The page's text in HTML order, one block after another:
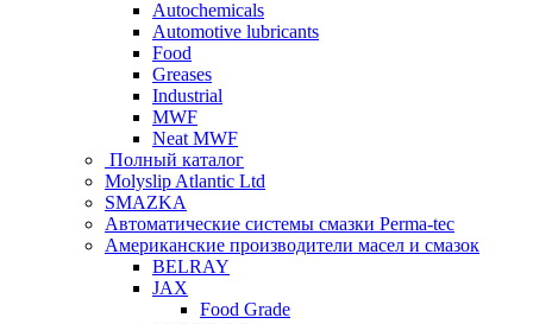
Autochemicals
Automotive lubricants
Food
Greases
Industrial
MWF
Neat MWF
Полный каталог
Molyslip Atlantic Ltd
SMAZKA
Автоматические системы смазки Perma-tec
Американские производители масел и смазок
BELRAY
JAX
Food Grade